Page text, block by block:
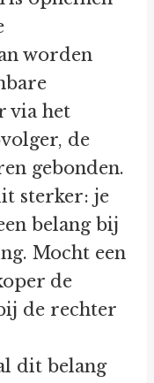
worden
via het
de
gebonden.
sterker: je
belang bij
Mocht een
de
de rechter
dit belang